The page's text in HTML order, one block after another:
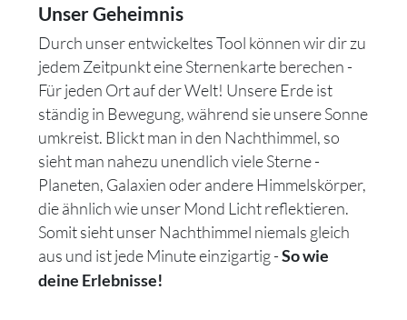
Unser Geheimnis
Durch unser entwickeltes Tool können wir dir zu
jedem Zeitpunkt eine Sternenkarte berechen -
Für jeden Ort auf der Welt! Unsere Erde ist
ständig in Bewegung, während sie unsere Sonne
umkreist. Blickt man in den Nachthimmel, so
sieht man nahezu unendlich viele Sterne -
Planeten, Galaxien oder andere Himmelskörper,
die ähnlich wie unser Mond Licht reflektieren.
Somit sieht unser Nachthimmel niemals gleich
aus und ist jede Minute einzigartig -So wie
deine Erlebnisse!